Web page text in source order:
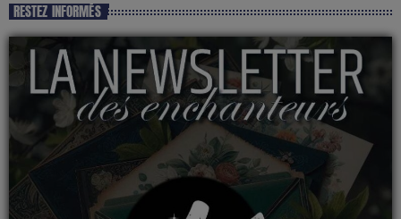
RESTEZ INFORMÉS